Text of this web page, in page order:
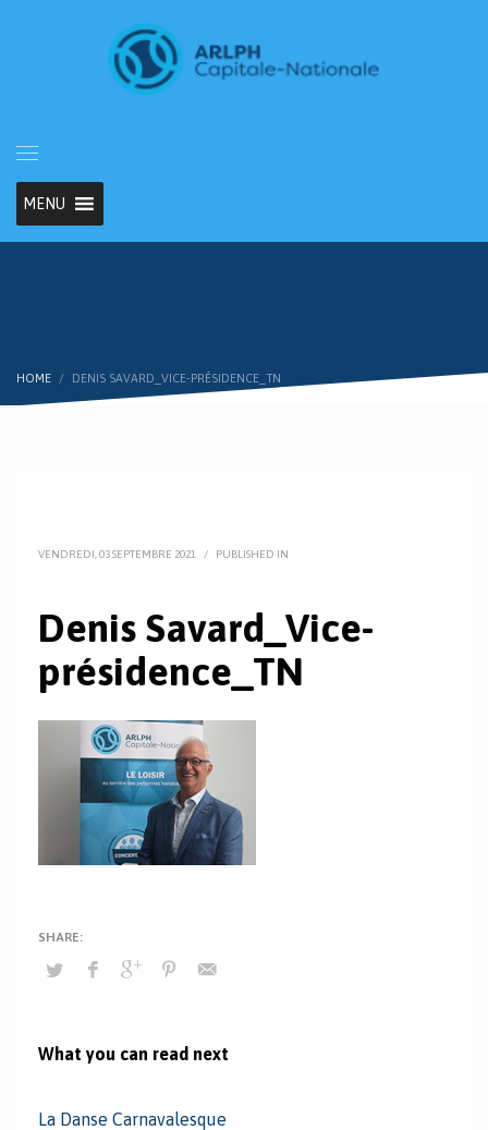
MENU
HOME DENIS SAVARD_VICE-PRÉSIDENCE_TN
VENDREDI, 03 SEPTEMBRE 2021 / PUBLISHED IN
Denis Savard_Vice-
présidence_TN
What you can read next
La Danse Carnavalesque